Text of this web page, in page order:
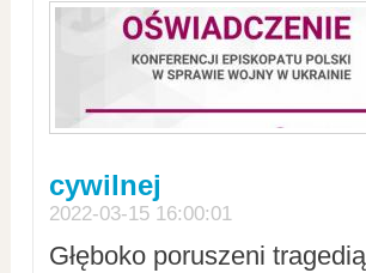
cywilnej
2022-03-15 16:00:01
Głęboko poruszeni